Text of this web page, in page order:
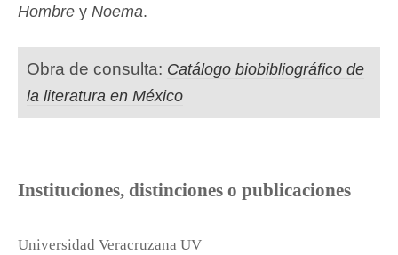
Hombre y Noema.
Obra de consulta: Catálogo biobibliográfico de
la literatura en México
Instituciones, distinciones o publicaciones
Universidad Veracruzana UV